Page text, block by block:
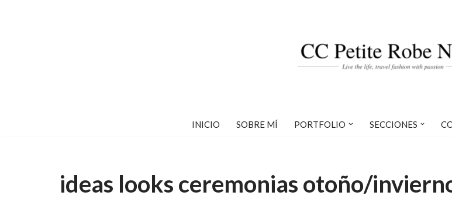
INICIO SOBRE MÍ PORTFOLIO SECCIONES
ideas looks ceremonias otoño/